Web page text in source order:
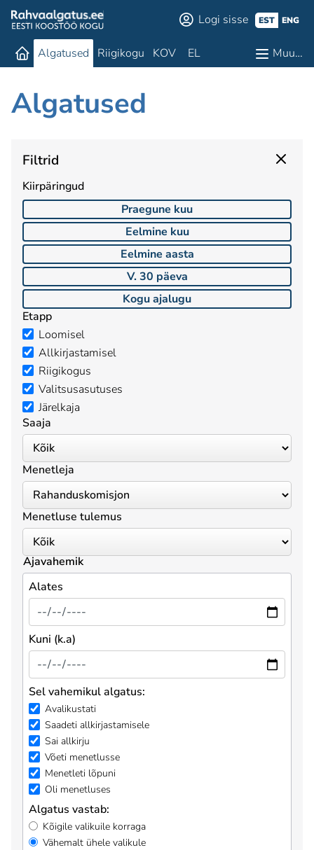
Logi sisse EST ENG
Algatused Riigikogu KOV EL Muu…
Algatused
Filtrid
Kiirpäringud
Praegune kuu
Eelmine kuu
Eelmine aasta
V. 30 päeva
Kogu ajalugu
Etapp
Loomisel
Allkirjastamisel
Riigikogus
Valitsusasutuses
Järelkaja
Saaja
Menetleja
Menetluse tulemus
Ajavahemik
Alates
Kuni (k.a)
Sel vahemikul algatus:
Avalikustati
Saadeti allkirjastamisele
Sai allkirju
Võeti menetlusse
Menetleti lõpuni
Oli menetluses
Algatus vastab:
Kõigile valikuile korraga
Vähemalt ühele valikule